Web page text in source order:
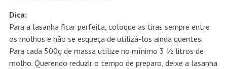
Dica:
Para a lasanha ficar perfeita, coloque as tiras sempre entre
os molhos e não se esqueça de utilizá-los ainda quentes.
Para cada 500g de massa utilize no mínimo 3 ½ litros de
molho. Querendo reduzir o tempo de preparo, deixe a lasanha